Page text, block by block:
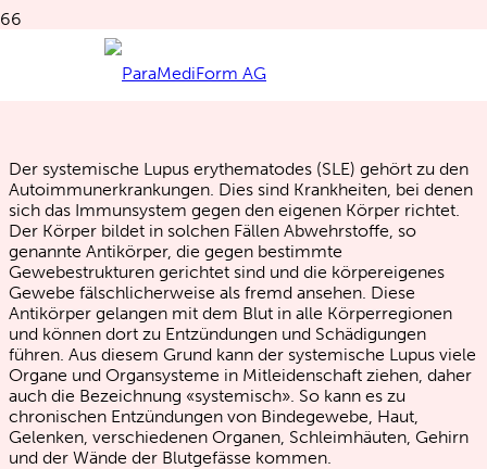
Lupus erythematodes
Der systemische Lupus erythematodes (SLE) gehört zu den
Autoimmunerkrankungen. Dies sind Krankheiten, bei denen
sich das Immunsystem gegen den eigenen Körper richtet.
Der Körper bildet in solchen Fällen Abwehrstoffe, so
genannte Antikörper, die gegen bestimmte
Gewebestrukturen gerichtet sind und die körpereigenes
Gewebe fälschlicherweise als fremd ansehen. Diese
Antikörper gelangen mit dem Blut in alle Körperregionen
und können dort zu Entzündungen und Schädigungen
führen. Aus diesem Grund kann der systemische Lupus viele
Organe und Organsysteme in Mitleidenschaft ziehen, daher
auch die Bezeichnung «systemisch». So kann es zu
chronischen Entzündungen von Bindegewebe, Haut,
Gelenken, verschiedenen Organen, Schleimhäuten, Gehirn
und der Wände der Blutgefässe kommen.